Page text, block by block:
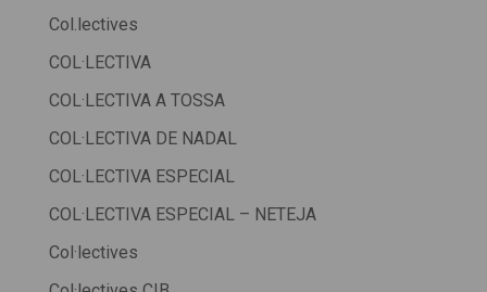
Col.lectives
COL·LECTIVA
COL·LECTIVA A TOSSA
COL·LECTIVA DE NADAL
COL·LECTIVA ESPECIAL
COL·LECTIVA ESPECIAL – NETEJA
Col·lectives